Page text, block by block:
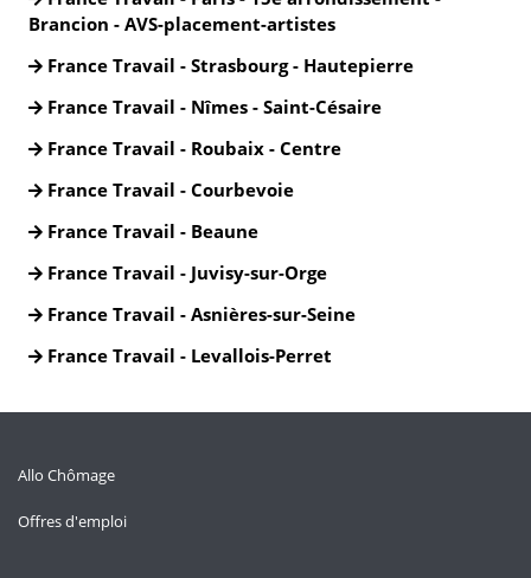
Brancion - AVS-placement-artistes
France Travail - Strasbourg - Hautepierre
France Travail - Nîmes - Saint-Césaire
France Travail - Roubaix - Centre
France Travail - Courbevoie
France Travail - Beaune
France Travail - Juvisy-sur-Orge
France Travail - Asnières-sur-Seine
France Travail - Levallois-Perret
Allo Chômage
Offres d'emploi